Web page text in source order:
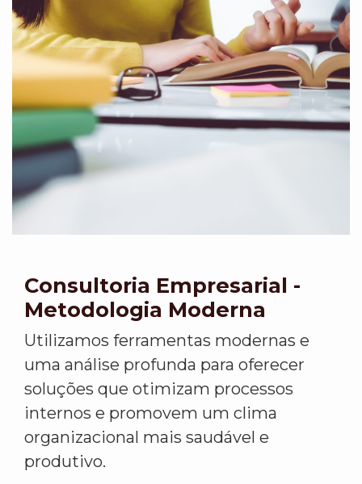
Consultoria Empresarial -
Metodologia Moderna
Utilizamos ferramentas modernas e
uma análise profunda para oferecer
soluções que otimizam processos
internos e promovem um clima
organizacional mais saudável e
produtivo.